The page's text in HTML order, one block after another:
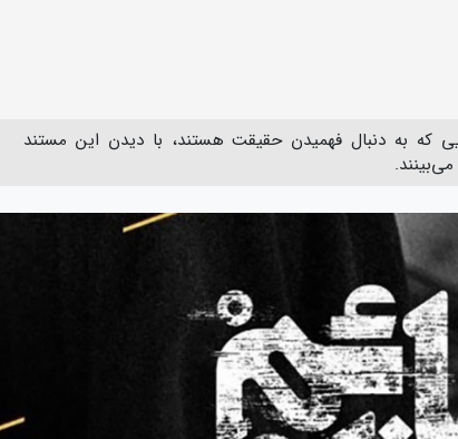
که به دنبال فهمیدن حقیقت هستند، با دیدن این مستند